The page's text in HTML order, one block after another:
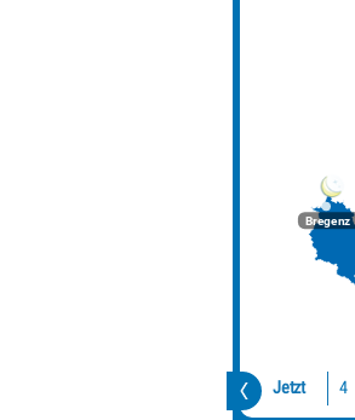
Bregenz
Jetzt 4